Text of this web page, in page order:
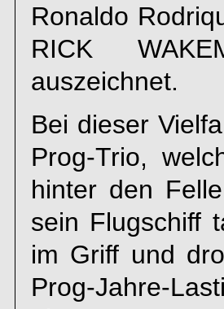
Ronaldo
RICK
auszeichnet.
Bei dieser
Prog-Trio,
hinter den
sein Flugschiff
im Griff und
Prog-